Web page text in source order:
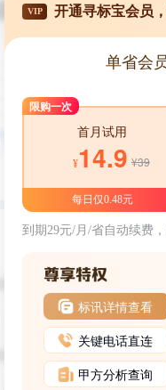
VIP 开通寻标宝会员
单省会
限购一次
首月试用
¥14.9 ¥39
每日仅0.48元
到期29元/月/省自动续费，
标讯详情查看
关键电话直连
甲方分析查询